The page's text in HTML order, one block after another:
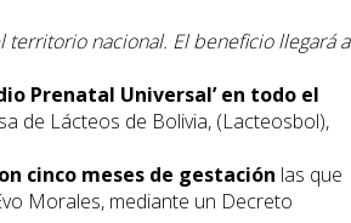
territorio nacional. El beneficio llegará a
Prenatal Universal’ en todo el
de Lácteos de Bolivia, (Lacteosbol),
cinco meses de gestación las que
Morales, mediante un Decreto